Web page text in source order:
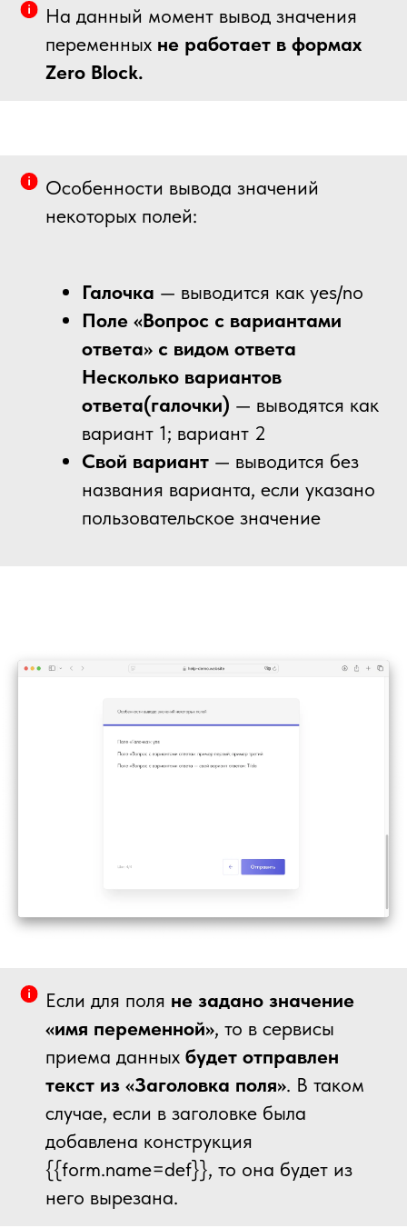
На данный момент вывод значения
переменных не работает в формах
Zero Block.
Особенности вывода значений
некоторых полей:
Галочка — выводится как yes/no
Поле «Вопрос с вариантами
ответа» с видом ответа
Несколько вариантов
ответа(галочки) — выводятся как
вариант 1; вариант 2
Свой вариант — выводится без
названия варианта, если указано
пользовательское значение
Если для поля не задано значение
«имя переменной», то в сервисы
приема данных будет отправлен
текст из «Заголовка поля». В таком
случае, если в заголовке была
добавлена конструкция
{{form.name=def}}, то она будет из
него вырезана.